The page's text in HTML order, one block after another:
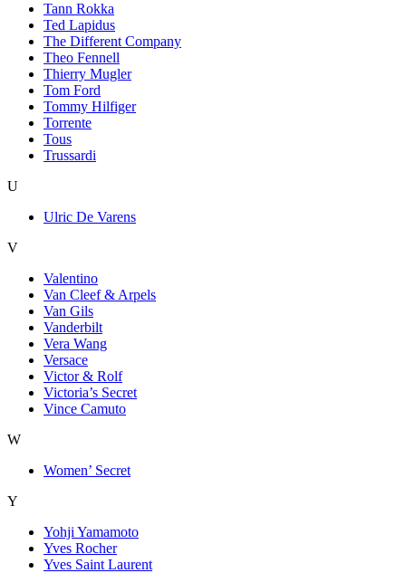
Tann Rokka
Ted Lapidus
The Different Company
Theo Fennell
Thierry Mugler
Tom Ford
Tommy Hilfiger
Torrente
Tous
Trussardi
U
Ulric De Varens
V
Valentino
Van Cleef & Arpels
Van Gils
Vanderbilt
Vera Wang
Versace
Victor & Rolf
Victoria’s Secret
Vince Camuto
W
Women’ Secret
Y
Yohji Yamamoto
Yves Rocher
Yves Saint Laurent